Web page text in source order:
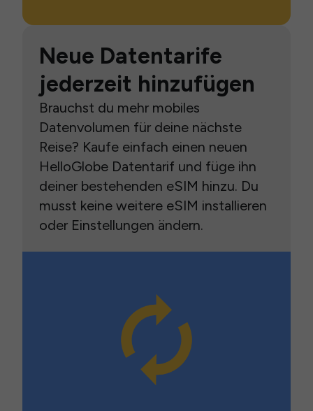
Neue Datentarife
jederzeit hinzufügen
Brauchst du mehr mobiles
Datenvolumen für deine nächste
Reise? Kaufe einfach einen neuen
HelloGlobe Datentarif und füge ihn
deiner bestehenden eSIM hinzu. Du
musst keine weitere eSIM installieren
oder Einstellungen ändern.